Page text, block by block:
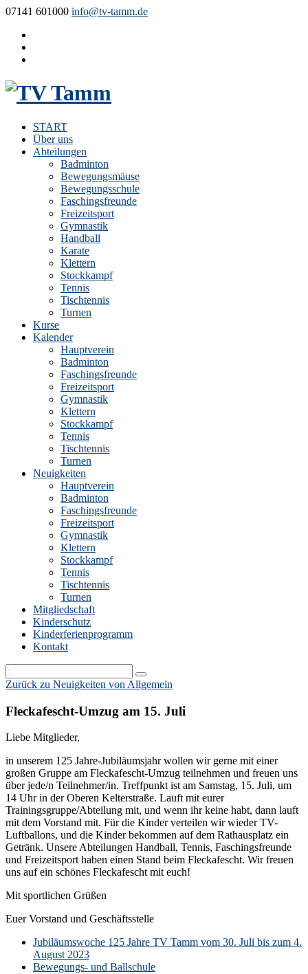
07141 601000 info@tv-tamm.de
START
Über uns
Abteilungen
Badminton
Bewegungsmäuse
Bewegungsschule
Faschingsfreunde
Freizeitsport
Gymnastik
Handball
Karate
Klettern
Stockkampf
Tennis
Tischtennis
Turnen
Kurse
Kalender
Hauptverein
Badminton
Faschingsfreunde
Freizeitsport
Gymnastik
Klettern
Stockkampf
Tennis
Tischtennis
Turnen
Neuigkeiten
Hauptverein
Badminton
Faschingsfreunde
Freizeitsport
Gymnastik
Klettern
Stockkampf
Tennis
Tischtennis
Turnen
Mitgliedschaft
Kinderschutz
Kinderferienprogramm
Kontakt
Zurück zu Neuigkeiten von Allgemein
Fleckafescht-Umzug am 15. Juli
Liebe Mitglieder,
in unserem 125 Jahre-Jubiläumsjahr wollen wir gerne mit einer
großen Gruppe am Fleckafescht-Umzug teilnehmen und freuen uns
über jede/n Teilnehmer/in. Treffpunkt ist am Samstag, 15. Juli, um
14 Uhr in der Oberen Kelterstraße. Lauft mit eurer
Trainingsgruppe/Abteilung mit, und wenn ihr keine habt, dann lauft
mit dem Vorstand mit. Für die Kinder verteilen wir wieder TV-
Luftballons, und die Kinder bekommen auf dem Rathausplatz ein
Getränk. Unsere Abteilungen Handball, Tennis, Faschingsfreunde
und Freizeitsport haben einen Stand beim Fleckafescht. Wir freuen
uns auf ein schönes Fleckafescht mit euch!
Mit sportlichen Grüßen
Euer Vorstand und Geschäftsstelle
Jubiläumswoche 125 Jahre TV Tamm vom 30. Juli bis zum 4.
August 2023
Bewegungs- und Ballschule